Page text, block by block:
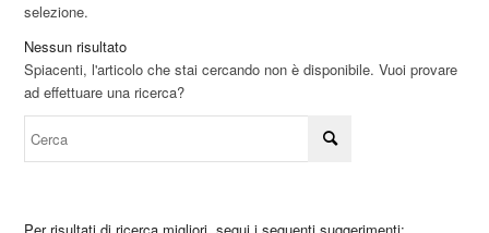
selezione.
Nessun risultato
Spiacenti, l'articolo che stai cercando non è disponibile. Vuoi provare
ad effettuare una ricerca?